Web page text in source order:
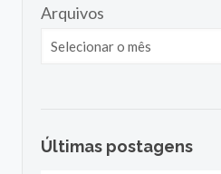
Arquivos
Últimas postagens